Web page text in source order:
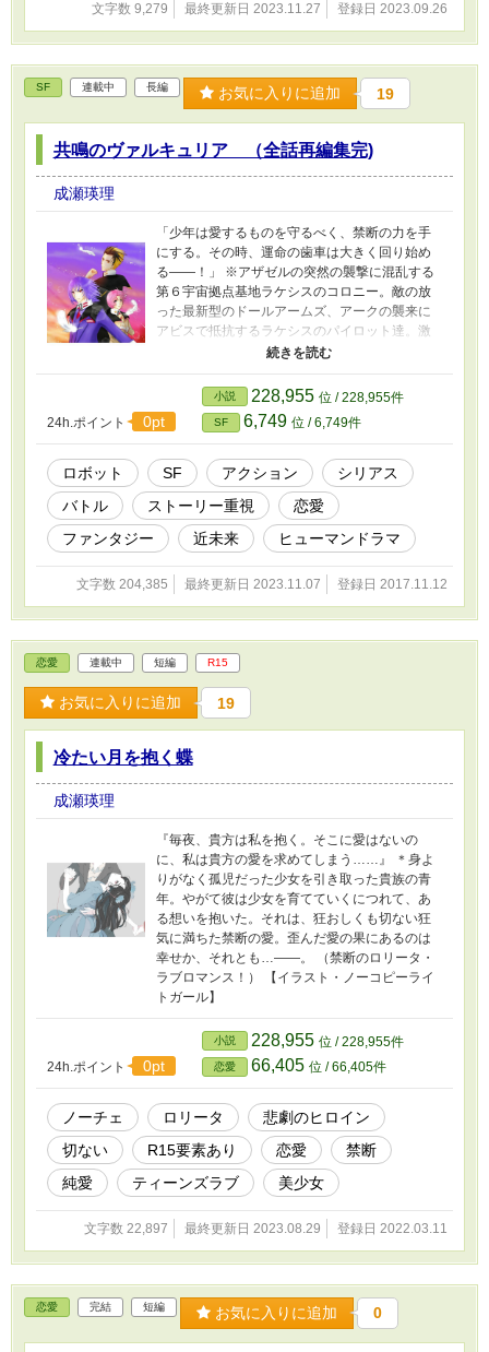
文字数 9,279 最終更新日 2023.11.27 登録日 2023.09.26
SF 連載中 長編 お気に入りに追加 19
共鳴のヴァルキュリア （全話再編集完)
成瀬瑛理
「少年は愛するものを守るべく、禁断の力を手
にする。その時、運命の歯車は大きく回り始め
る――！」 ※アザゼルの突然の襲撃に混乱する
第６宇宙拠点基地ラケシスのコロニー。敵の放
った最新型のドールアームズ、アークの襲来に
アビスで抵抗するラケシスのパイロット達。激
闘が繰り広げられる中、さらなる嵐が巻き起こ
る。 第1話〜第6話編集完了。→第7話編集中。
24h.ポイント 0pt
小説 228,955 位 / 228,955件
SF 6,749 位 / 6,749件
ロボット SF アクション
シリアス
バトル
ストーリー重視
恋愛
ファンタジー
近未来 ヒューマンドラマ
文字数 204,385 最終更新日 2023.11.07 登録日 2017.11.12
恋愛 連載中 短編 R15
お気に入りに追加 19
冷たい月を抱く蝶
成瀬瑛理
『毎夜、貴方は私を抱く。そこに愛はないの
に、私は貴方の愛を求めてしまう……』 ＊身よ
りがなく孤児だった少女を引き取った貴族の青
年。やがて彼は少女を育てていくにつれて、あ
る想いを抱いた。それは、狂おしくも切ない狂
気に満ちた禁断の愛。歪んだ愛の果にあるのは
幸せか、それとも…――。 （禁断のロリータ・
ラブロマンス！） 【イラスト・ノーコピーライ
トガール】
24h.ポイント 0pt
小説 228,955 位 / 228,955件
恋愛 66,405 位 / 66,405件
ノーチェ ロリータ
悲劇のヒロイン
切ない
R15要素あり 恋愛
禁断
純愛
ティーンズラブ 美少女
文字数 22,897 最終更新日 2023.08.29 登録日 2022.03.11
恋愛 完結 短編 お気に入りに追加 0